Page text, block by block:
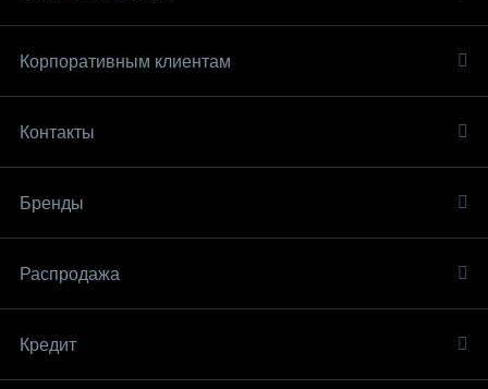
Корпоративным клиентам
Контакты
Бренды
Распродaжа
Кредит